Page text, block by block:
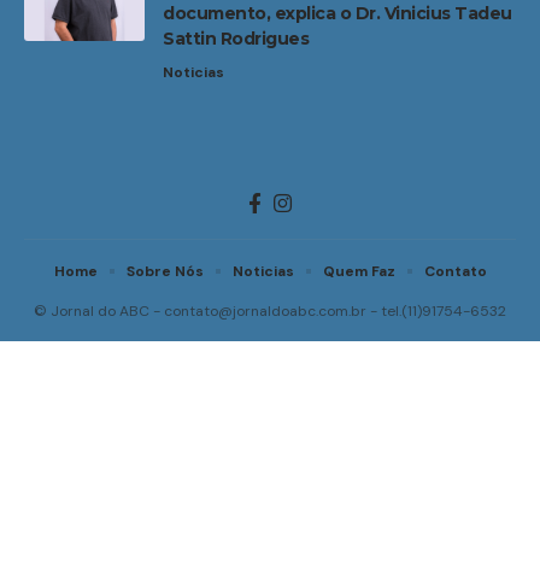
documento, explica o Dr. Vinicius Tadeu
Sattin Rodrigues
Noticias
© Jornal do ABC - contato@jornaldoabc.com.br - tel.(11)91754-6532
Home Sobre Nós Noticias Quem Faz Contato